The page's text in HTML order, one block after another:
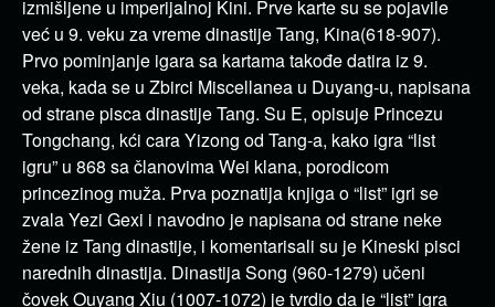
izmišljene u imperijalnoj Kini. Prve karte su se pojavile
već u 9. veku za vreme dinastije Tang, Kina(618-907).
Prvo pominjanje igara sa kartama takođe datira iz 9.
veka, kada se u Zbirci Miscellanea u Duyang-u, napisana
od strane pisca dinastije Tang. Su E, opisuje Princezu
Tongchang, kći cara Yizong od Tang-a, kako igra “list
igru” u 868 sa članovima Wei klana, porodicom
princezinog muža. Prva poznatija knjiga o “list” igri se
zvala Yezi Gexi i navodno je napisana od strane neke
žene iz Tang dinastije, i komentarisali su je Kineski pisci
narednih dinastija. Dinastija Song (960-1279) učeni
čovek Ouyang Xiu (1007-1072) je tvrdio da je “list” igra